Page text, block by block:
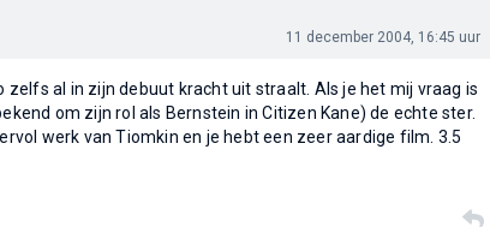
11 december 2004, 16:45 uur
zelfs al in zijn debuut kracht uit straalt. Als je het mij vraag is
om zijn rol als Bernstein in Citizen Kane) de echte ster.
werk van Tiomkin en je hebt een zeer aardige film. 3.5